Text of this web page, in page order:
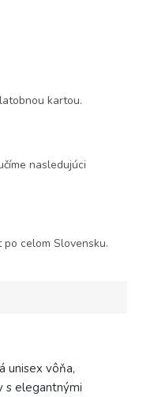
kartou.
nasledujúci
po celom Slovensku.
unisex vôňa,
s elegantnými